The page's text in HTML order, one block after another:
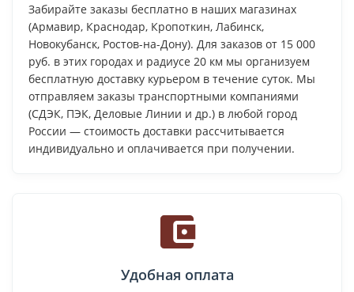
Забирайте заказы бесплатно в наших магазинах
(Армавир, Краснодар, Кропоткин, Лабинск,
Новокубанск, Ростов-на-Дону). Для заказов от 15 000
руб. в этих городах и радиусе 20 км мы организуем
бесплатную доставку курьером в течение суток. Мы
отправляем заказы транспортными компаниями
(СДЭК, ПЭК, Деловые Линии и др.) в любой город
России — стоимость доставки рассчитывается
индивидуально и оплачивается при получении.
Удобная оплата